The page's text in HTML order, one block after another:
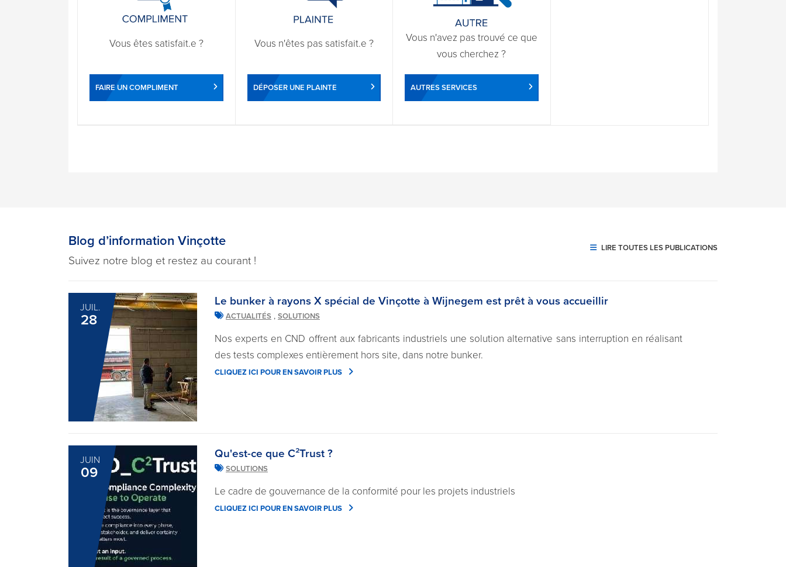
Vous êtes satisfait.e ?
FAIRE UN COMPLIMENT
Vous n'êtes pas satisfait.e ?
DÉPOSER UNE PLAINTE
Vous n'avez pas trouvé ce que
vous cherchez ?
AUTRES SERVICES
Blog d’information Vinçotte
Suivez notre blog et restez au courant !
LIRE TOUTES LES PUBLICATIONS
JUIL.
28
Le bunker à rayons X spécial de Vinçotte à Wijnegem est prêt à vous accueillir
ACTUALITÉS , SOLUTIONS
Nos experts en CND offrent aux fabricants industriels une solution alternative sans interruption en réalisant
des tests complexes entièrement hors site, dans notre bunker.
CLIQUEZ ICI POUR EN SAVOIR PLUS
JUIN
09
Qu'est-ce que C²Trust ?
SOLUTIONS
Le cadre de gouvernance de la conformité pour les projets industriels
CLIQUEZ ICI POUR EN SAVOIR PLUS